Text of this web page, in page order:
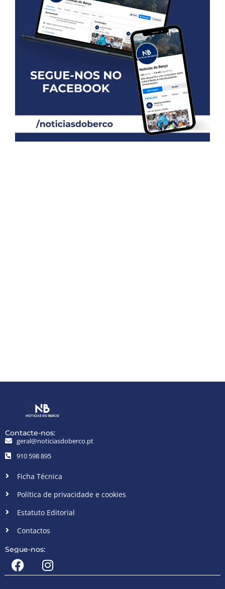
Contacte-nos:
geral@noticiasdoberco.pt
910 598 895
Ficha Técnica
Política de privacidade e cookies
Estatuto Editorial
Contactos
Segue-nos: